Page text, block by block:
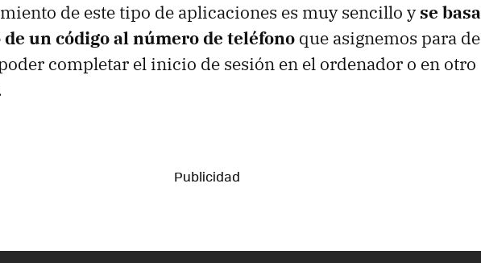
de este tipo de aplicaciones es muy sencillo yse basa
un código al número de teléfono que asignemos para de
completar el inicio de sesión en el ordenador o en otro